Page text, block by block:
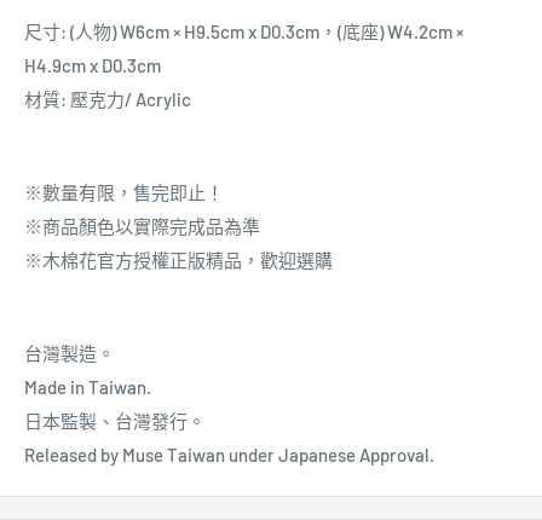
尺寸: (人物) W6cm × H9.5cm x D0.3cm，(底座) W4.2cm ×
H4.9cm x D0.3cm
材質: 壓克力/ Acrylic
※數量有限，售完即止！
※商品顏色以實際完成品為準
※木棉花官方授權正版精品，歡迎選購
台灣製造。
Made in Taiwan.
日本監製 、台灣發行。
Released by Muse Taiwan under Japanese Approval.